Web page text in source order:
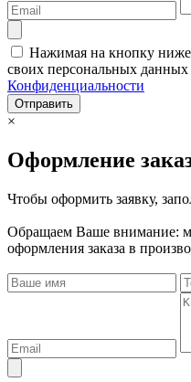
Нажимая на кнопку
своих персональных данных
Конфиденциальности
Отправить
×
Оформление
Чтобы оформить заявку,
Обращаем Ваше внимание:
оформления заказа в